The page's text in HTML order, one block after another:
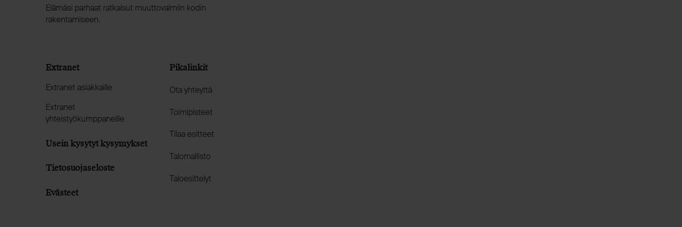
Elämäsi parhaat ratkaisut muuttovalmiin kodin
rakentamiseen.
Extranet
Extranet asiakkaille
Extranet
yhteistyökumppaneille
Usein kysytyt kysymykset
Tietosuojaseloste
Evästeet
Pikalinkit
Ota yhteyttä
Toimipisteet
Tilaa esitteet
Talomallisto
Taloesittelyt